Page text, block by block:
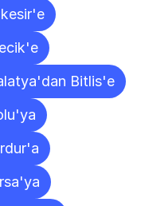
Bitlis'e